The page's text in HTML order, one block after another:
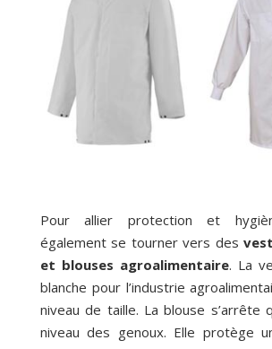
Pour allier protection et
également se tourner vers des
et blouses agroalimentaire. La
blanche pour l’industrie
niveau de taille. La blouse s’arrête
niveau des genoux. Elle protège